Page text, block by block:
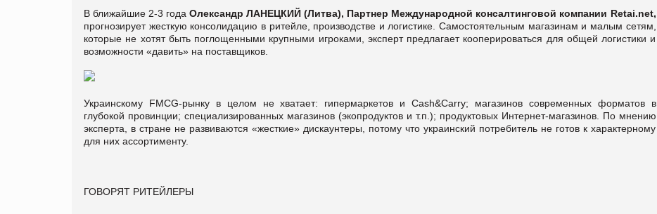
В ближайшие 2-3 года Олександр ЛАНЕЦКИЙ (Литва), Партнер Международной консалтинговой компании Retai.net,
прогнозирует жесткую консолидацию в ритейле, производстве и логистике. Самостоятельным магазинам и малым сетям,
которые не хотят быть поглощенными крупными игроками, эксперт предлагает кооперироваться для общей логистики и
возможности «давить» на поставщиков.
Украинскому FMCG-рынку в целом не хватает: гипермаркетов и Cash&Carry; магазинов современных форматов в
глубокой провинции; специализированных магазинов (экопродуктов и т.п.); продуктовых Интернет-магазинов. По мнению
эксперта, в стране не развиваются «жесткие» дискаунтеры, потому что украинский потребитель не готов к характерному
для них ассортименту.
ГОВОРЯТ РИТЕЙЛЕРЫ